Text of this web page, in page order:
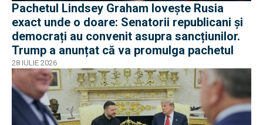
Pachetul Lindsey Graham lovește Rusia
exact unde o doare: Senatorii republicani și
democrați au convenit asupra sancțiunilor.
Trump a anunțat că va promulga pachetul
28 IULIE 2026